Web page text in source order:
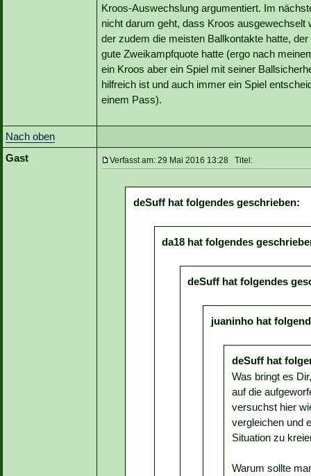
Kroos-Auswechslung argumentiert. Im
nicht darum geht, dass Kroos
der zudem die meisten Ballkontakte hatte,
gute Zweikampfquote hatte (ergo nach
ein Kroos aber ein Spiel mit seiner
hilfreich ist und auch immer ein Spiel
einem Pass).
Nach oben
Gast
Verfasst am: 29 Mai 2016 13:28 Titel:
deSuff hat folgendes geschrieben:
da18 hat folgendes
deSuff hat folgendes
juaninho hat
deSuff hat
Was bringt es
auf die
versuchst hier
vergleichen und
Situation zu
Warum sollte